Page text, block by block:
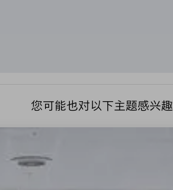
您可能也对以下主题感兴趣